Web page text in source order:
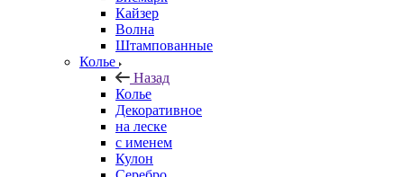
Кайзер
Волна
Штампованные
Колье
Назад
Колье
Декоративное
на леске
с именем
Кулон